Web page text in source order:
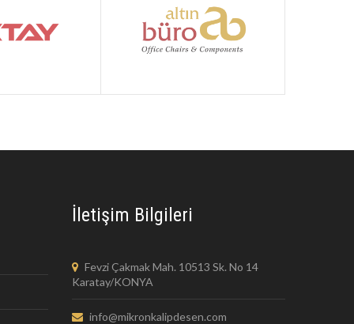
İletişim Bilgileri
Fevzi Çakmak Mah. 10513 Sk. No 14
Karatay/KONYA
info@mikronkalipdesen.com